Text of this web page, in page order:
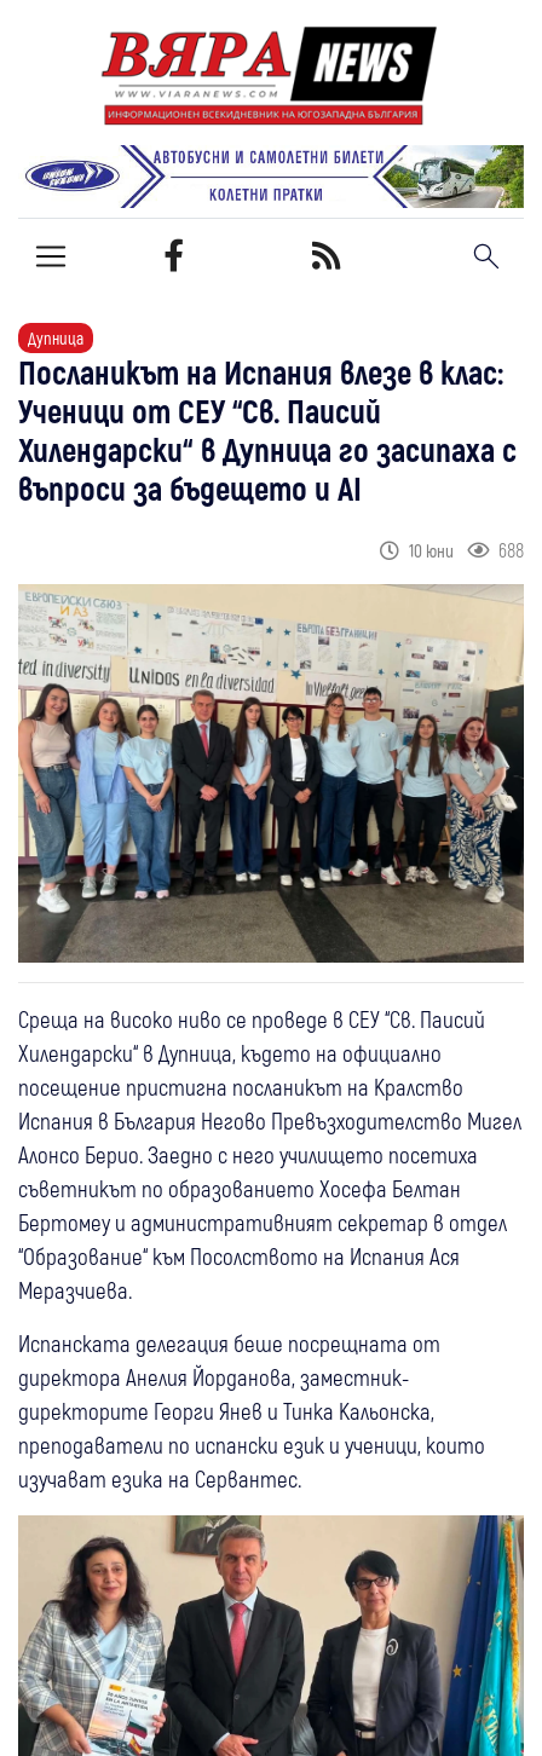
Дупница
Посланикът на Испания влезе в клас:
Ученици от СЕУ “Св. Паисий
Хилендарски“ в Дупница го засипаха с
въпроси за бъдещето и AI
10 юни 688
Среща на високо ниво се проведе в СЕУ “Св. Паисий
Хилендарски“ в Дупница, където на официално
посещение пристигна посланикът на Кралство
Испания в България Негово Превъзходителство Мигел
Алонсо Берио. Заедно с него училището посетиха
съветникът по образованието Хосефа Белтан
Бертомеу и административният секретар в отдел
“Образование“ към Посолството на Испания Ася
Меразчиева.
Испанската делегация беше посрещната от
директора Анелия Йорданова, заместник-
директорите Георги Янев и Тинка Кальонска,
преподаватели по испански език и ученици, които
изучават езика на Сервантес.